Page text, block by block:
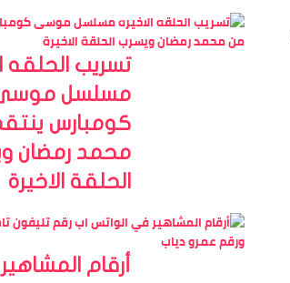
تسريب الحلقه
مسلسل
كومبارس
محمد رمضان
الحلقة الاخيرة
أرقام